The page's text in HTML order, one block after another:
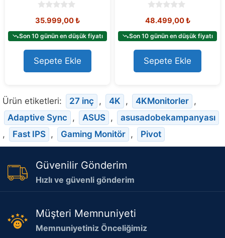
o
t
o
f
5
35.999,00₺
Son 10 günün en düşük fiyatı
Sepete Ekle
o
t
o
f
5
48.499,00₺
Son 10 günün en düşük fiyatı
Sepete Ekle
Ürün etiketleri: 27 inç , 4K , 4KMonitorler ,
Adaptive Sync , ASUS ,
asusadobekampanyası
,
Fast IPS , Gaming Monitör , Pivot
Güvenilir Gönderim
Hızlı ve güvenli gönderim
Müşteri Memnuniyeti
Memnuniyetiniz Önceliğimiz